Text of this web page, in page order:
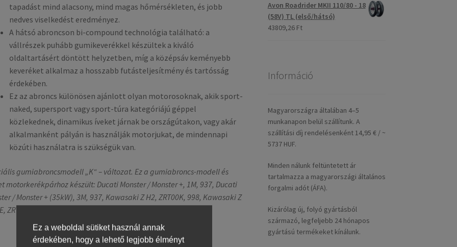
tapadást mind alacsony, mind magas hőmérsékleten, és jobb
nedves viselkedést eredményez.
A hátsó abroncson bi-compound technológia található: a
vállrészek puhább gumikeverékkel készültek a kiváló
oldaltartásért döntött helyzetben, míg a középsáv keményebb
keveréket alkalmaz a hosszabb futásteljesítmény és tartósság
érdekében.
Ez az abroncs különösen ajánlott olyan motorosoknak, akik sport-
naked, supersport vagy sport-túra kategóriájú géppel
közlekednek, dinamikus íveket járnak be országútakon, vagy akár
alkalmanként pályán is használják motorjukat, de mindennapi
közúti használatra is szükségük van.
gumiabroncsmodell „K“ – változat. Ez a gumiabroncs-modell és
motorkerékpárhoz készült: Ducati Monster / Monster +, 1M, 937, Ducati
/ Monster + (35kW), 3M, 937, Kawasaki Z H2, ZRT00K, 998, Kawasaki Z
ZRT00P-R1, 998. Más motorkerékpárokhoz is alkalmas.
Avon Roadrider MKII 110/80 - 18
(58V) TL (első/hátsó)
43809,26 Ft
Információ
Magyarországra általában 4–5
munkanapon belül szállítunk. A
szállítási díj rendelésenként 14,95 € / ~
5737 HUF.
Minden nálunk feltüntetett ár
tartalmazza a magyarországi általános
forgalmi adót (ÁFA).
Kizárólag új, folyó gyártásból
származó, legfeljebb 24 hónapos
gyártású termékeket kínálunk.
Ez a weboldal sütiket használ annak
érdekében, hogy a lehető legjobb élményt